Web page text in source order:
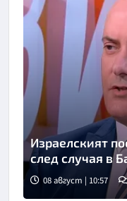
Снимка: бТВ
Израелският
след случая в
08 август | 10:57